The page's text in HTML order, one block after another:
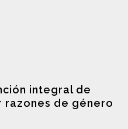
integral de
razones de género